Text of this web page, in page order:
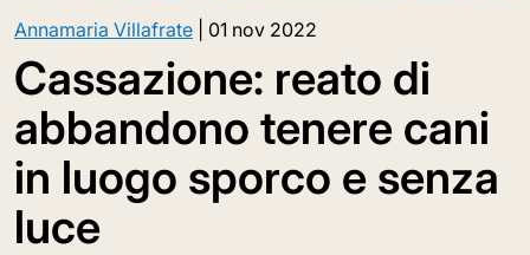
Annamaria Villafrate 01 nov 2022
Cassazione: reato di
abbandono tenere cani
in luogo sporco e senza
luce